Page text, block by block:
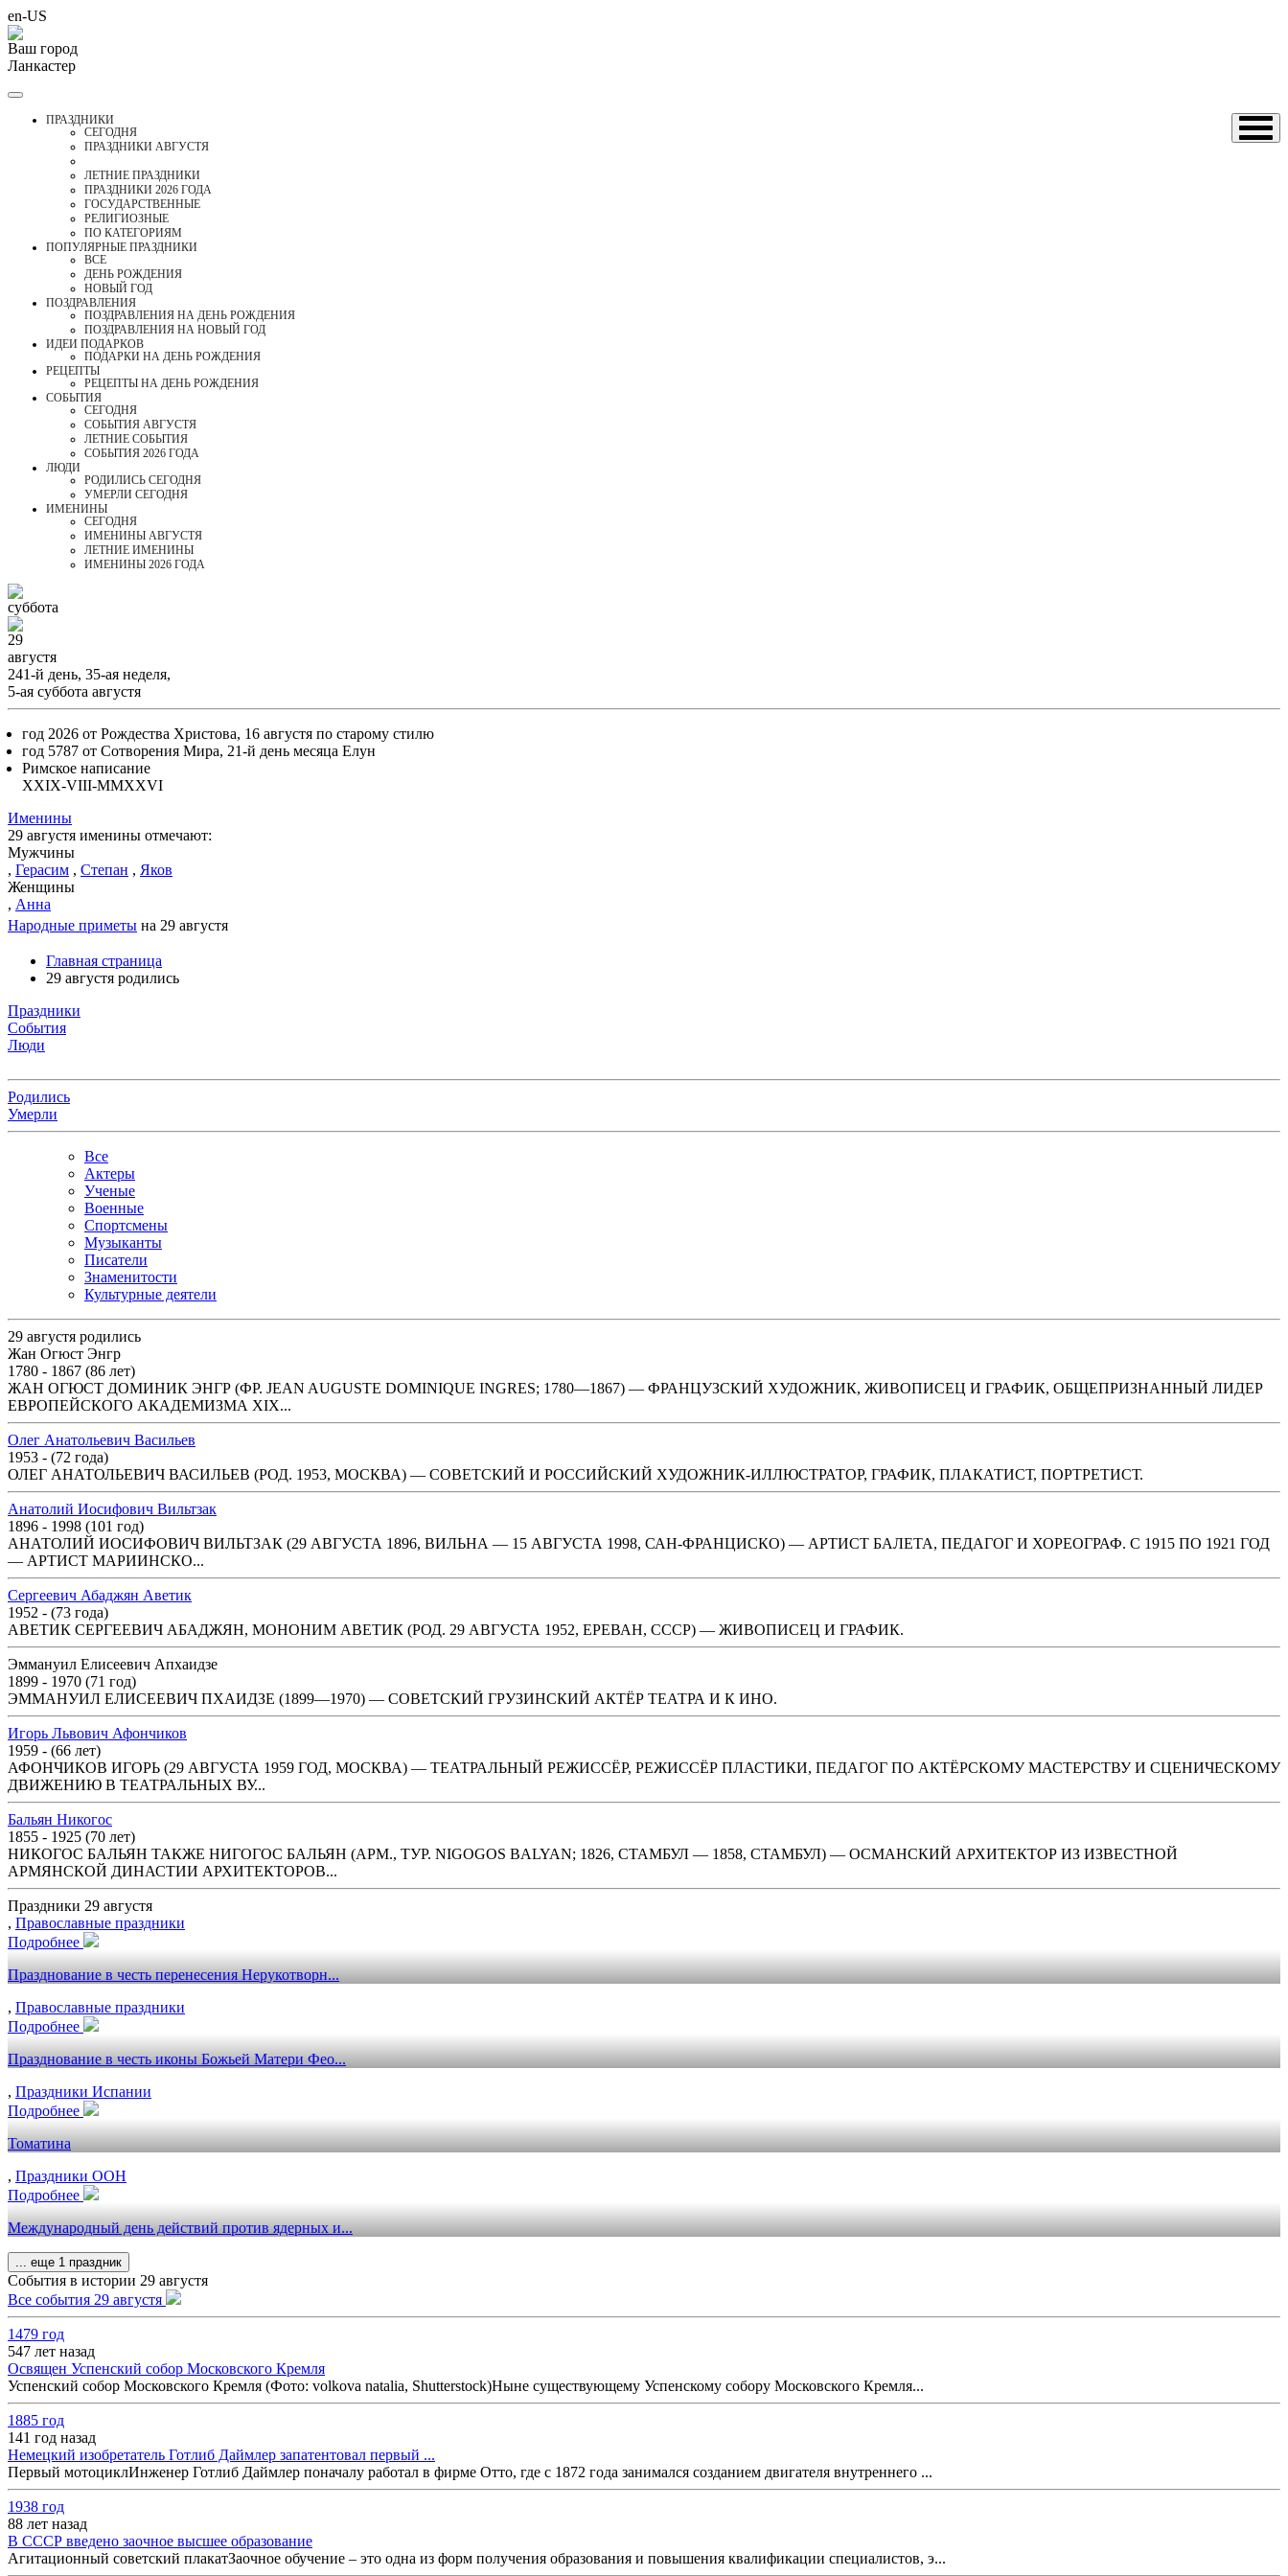
en-US
Ваш город
Ланкастер
ПРАЗДНИКИ
CЕГОДНЯ
ПРАЗДНИКИ АВГУСТЯ
ЛЕТНИЕ ПРАЗДНИКИ
ПРАЗДНИКИ 2026 ГОДА
ГОСУДАРСТВЕННЫЕ
РЕЛИГИОЗНЫЕ
ПО КАТЕГОРИЯМ
ПОПУЛЯРНЫЕ ПРАЗДНИКИ
ВСЕ
ДЕНЬ РОЖДЕНИЯ
НОВЫЙ ГОД
ПОЗДРАВЛЕНИЯ
ПОЗДРАВЛЕНИЯ НА ДЕНЬ РОЖДЕНИЯ
ПОЗДРАВЛЕНИЯ НА НОВЫЙ ГОД
ИДЕИ ПОДАРКОВ
ПОДАРКИ НА ДЕНЬ РОЖДЕНИЯ
РЕЦЕПТЫ
РЕЦЕПТЫ НА ДЕНЬ РОЖДЕНИЯ
СОБЫТИЯ
CЕГОДНЯ
СОБЫТИЯ АВГУСТЯ
ЛЕТНИЕ СОБЫТИЯ
СОБЫТИЯ 2026 ГОДА
ЛЮДИ
РОДИЛИСЬ СЕГОДНЯ
УМЕРЛИ СЕГОДНЯ
ИМЕНИНЫ
CЕГОДНЯ
ИМЕНИНЫ АВГУСТЯ
ЛЕТНИЕ ИМЕНИНЫ
ИМЕНИНЫ 2026 ГОДА
суббота
29
августя
241-й день, 35-ая неделя,
5-ая суббота августя
год 2026 от Рождества Христова, 16 августя по старому стилю
год 5787 от Сотворения Мира, 21-й день месяца Елун
Римское написание
XXIX-VIII-MMXXVI
Именины
29 августя именины отмечают:
Мужчины
, Герасим , Степан , Яков
Женщины
, Анна
Народные приметы на 29 августя
Главная страница
29 августя родились
Праздники
События
Люди
Родились
Умерли
Все
Актеры
Ученые
Военные
Спортсмены
Музыканты
Писатели
Знаменитости
Культурные деятели
29 августя родились
Жан Огюст Энгр
1780 - 1867 (86 лет)
ЖАН ОГЮСТ ДОМИНИК ЭНГР (ФР. JEAN AUGUSTE DOMINIQUE INGRES; 1780—1867) — ФРАНЦУЗСКИЙ ХУДОЖНИК, ЖИВОПИСЕЦ И ГРАФИК, ОБЩЕПРИЗНАННЫЙ ЛИДЕР
ЕВРОПЕЙСКОГО АКАДЕМИЗМА XIX...
Олег Анатольевич Васильев
1953 - (72 года)
ОЛЕГ АНАТОЛЬЕВИЧ ВАСИЛЬЕВ (РОД. 1953, МОСКВА) — СОВЕТСКИЙ И РОССИЙСКИЙ ХУДОЖНИК-ИЛЛЮСТРАТОР, ГРАФИК, ПЛАКАТИСТ, ПОРТРЕТИСТ.
Анатолий Иосифович Вильтзак
1896 - 1998 (101 год)
АНАТОЛИЙ ИОСИФОВИЧ ВИЛЬТЗАК (29 АВГУСТА 1896, ВИЛЬНА — 15 АВГУСТА 1998, САН-ФРАНЦИСКО) — АРТИСТ БАЛЕТА, ПЕДАГОГ И ХОРЕОГРАФ. С 1915 ПО 1921 ГОД
— АРТИСТ МАРИИНСКО...
Сергеевич Абаджян Аветик
1952 - (73 года)
АВЕТИК СЕРГЕЕВИЧ АБАДЖЯН, МОНОНИМ АВЕТИК (РОД. 29 АВГУСТА 1952, ЕРЕВАН, СССР) — ЖИВОПИСЕЦ И ГРАФИК.
Эммануил Елисеевич Апхаидзе
1899 - 1970 (71 год)
ЭММАНУИЛ ЕЛИСЕЕВИЧ ПХАИДЗЕ (1899—1970) — СОВЕТСКИЙ ГРУЗИНСКИЙ АКТЁР ТЕАТРА И К ИНО.
Игорь Львович Афончиков
1959 - (66 лет)
АФОНЧИКОВ ИГОРЬ (29 АВГУСТА 1959 ГОД, МОСКВА) — ТЕАТРАЛЬНЫЙ РЕЖИССЁР, РЕЖИССЁР ПЛАСТИКИ, ПЕДАГОГ ПО АКТЁРСКОМУ МАСТЕРСТВУ И СЦЕНИЧЕСКОМУ
ДВИЖЕНИЮ В ТЕАТРАЛЬНЫХ ВУ...
Бальян Никогос
1855 - 1925 (70 лет)
НИКОГОС БАЛЬЯН ТАКЖЕ НИГОГОС БАЛЬЯН (АРМ., ТУР. NIGOGOS BALYAN; 1826, СТАМБУЛ — 1858, СТАМБУЛ) — ОСМАНСКИЙ АРХИТЕКТОР ИЗ ИЗВЕСТНОЙ
АРМЯНСКОЙ ДИНАСТИИ АРХИТЕКТОРОВ...
Праздники 29 августя
, Православные праздники
Подробнее
Празднование в честь перенесения Нерукотворн...
, Православные праздники
Подробнее
Празднование в честь иконы Божьей Матери Фео...
, Праздники Испании
Подробнее
Томатина
, Праздники ООН
Подробнее
Международный день действий против ядерных и...
... еще 1 праздник
События в истории 29 августя
Все события 29 августя
1479 год
547 лет назад
Освящен Успенский собор Московского Кремля
Успенский собор Московского Кремля (Фото: volkova natalia, Shutterstock)Ныне существующему Успенскому собору Московского Кремля...
1885 год
141 год назад
Немецкий изобретатель Готлиб Даймлер запатентовал первый ...
Первый мотоциклИнженер Готлиб Даймлер поначалу работал в фирме Отто, где с 1872 года занимался созданием двигателя внутреннего ...
1938 год
88 лет назад
В СССР введено заочное высшее образование
Агитационный советский плакатЗаочное обучение – это одна из форм получения образования и повышения квалификации специалистов, э...